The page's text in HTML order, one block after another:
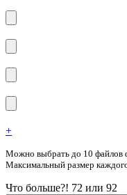
+
Можно выбрать до 10 файлов
Максимальный размер
Что больше?! 72 или 92